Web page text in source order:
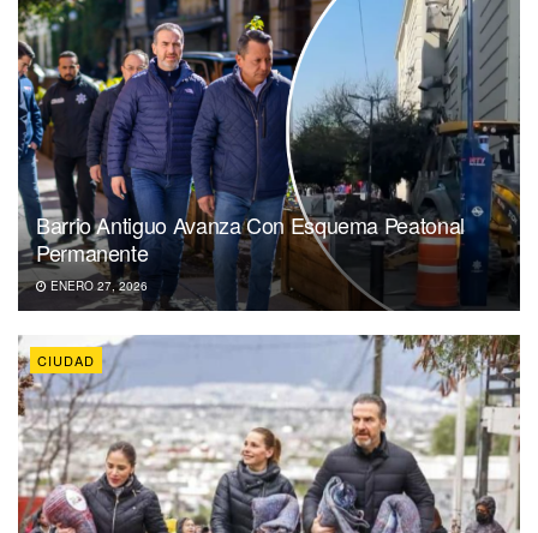
Barrio Antiguo Avanza Con Esquema Peatonal
Permanente
ENERO 27, 2026
CIUDAD